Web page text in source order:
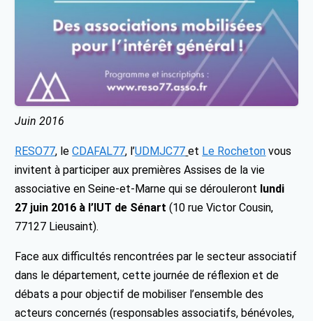
Juin 2016
RESO77, leCDAFAL77, l’UDMJC77 et Le Rocheton vous
invitent à participer aux premières Assises de la vie
associative en Seine-et-Marne qui se dérouleront lundi
27 juin 2016 à l’IUT de Sénart (10 rue Victor Cousin,
77127 Lieusaint).
Face aux difficultés rencontrées par le secteur associatif
dans le département, cette journée de réflexion et de
débats a pour objectif de mobiliser l’ensemble des
acteurs concernés (responsables associatifs, bénévoles,